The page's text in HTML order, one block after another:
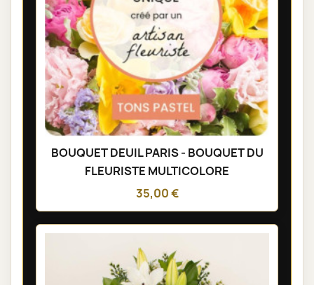
BOUQUET DEUIL PARIS - BOUQUET DU
FLEURISTE MULTICOLORE
35,00 €